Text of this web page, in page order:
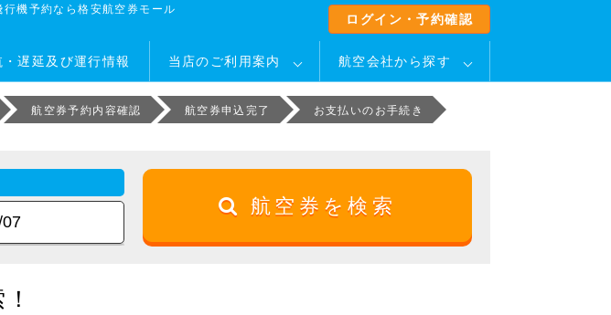
機予約なら格安航空券モール
ログイン・予約確認
・遅延及び運行情報 当店のご利用案内 航空会社から探す
航空券予約内容確認 航空券申込完了 お支払いのお手続き
航空券を検索